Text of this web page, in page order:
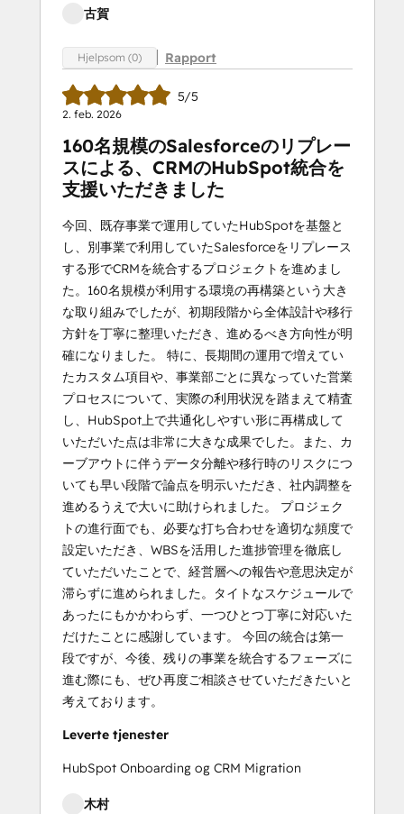
古賀
Hjelpsom (0) Rapport
5/5
2. feb. 2026
160名規模のSalesforceのリプレー
スによる、CRMのHubSpot統合を
支援いただきました
今回、既存事業で運用していたHubSpotを基盤と
し、別事業で利用していたSalesforceをリプレース
する形でCRMを統合するプロジェクトを進めまし
た。160名規模が利用する環境の再構築という大き
な取り組みでしたが、初期段階から全体設計や移行
方針を丁寧に整理いただき、進めるべき方向性が明
確になりました。 特に、長期間の運用で増えてい
たカスタム項目や、事業部ごとに異なっていた営業
プロセスについて、実際の利用状況を踏まえて精査
し、HubSpot上で共通化しやすい形に再構成して
いただいた点は非常に大きな成果でした。また、カ
ーブアウトに伴うデータ分離や移行時のリスクにつ
いても早い段階で論点を明示いただき、社内調整を
進めるうえで大いに助けられました。 プロジェク
トの進行面でも、必要な打ち合わせを適切な頻度で
設定いただき、WBSを活用した進捗管理を徹底し
ていただいたことで、経営層への報告や意思決定が
滞らずに進められました。タイトなスケジュールで
あったにもかかわらず、一つひとつ丁寧に対応いた
だけたことに感謝しています。 今回の統合は第一
段ですが、今後、残りの事業を統合するフェーズに
進む際にも、ぜひ再度ご相談させていただきたいと
考えております。
Leverte tjenester
HubSpot Onboarding og CRM Migration
木村